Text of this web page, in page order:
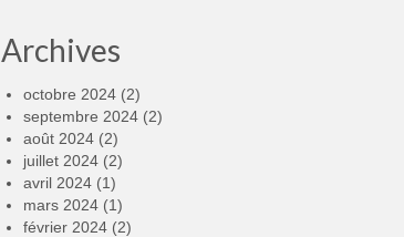
Archives
octobre 2024(2)
septembre 2024(2)
août 2024(2)
juillet 2024(2)
avril 2024(1)
mars 2024(1)
février 2024(2)